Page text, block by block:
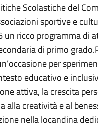
Scolastiche del
sportive e
ricco programma di
di primo
per
educativo e
attiva, la crescita
alla creatività e al
nella locandina